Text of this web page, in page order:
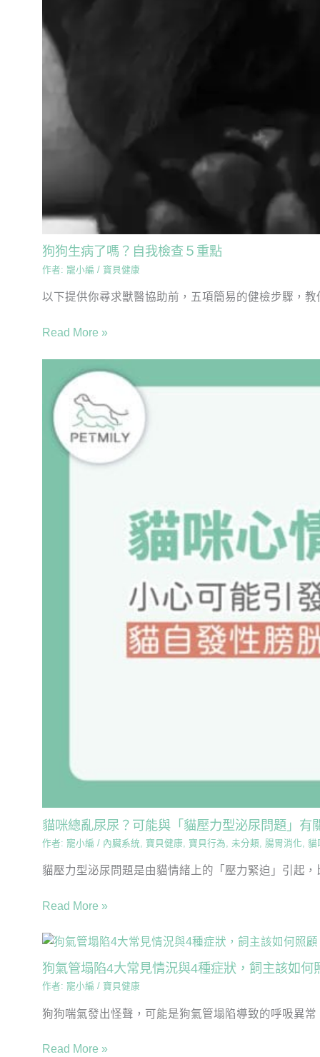
狗狗生病了嗎？自我檢查５重點
作者: 寵小編 / 寶貝健康
以下提供你尋求獸醫協助前，五項簡易的健檢步驟，
Read More »
貓咪總亂尿尿？可能與「貓壓力型泌尿問題」有
作者: 寵小編 / 內臟系統 寶貝健康 寶貝行為 未分類 腸胃消化 貓
貓壓力型泌尿問題是由貓情緒上的「壓力緊迫」引起
Read More »
狗氣管塌陷4大常見情況與4種症狀，飼主該如何
作者: 寵小編 / 寶貝健康
狗狗喘氣發出怪聲，可能是狗氣管塌陷導致的呼吸異
Read More »